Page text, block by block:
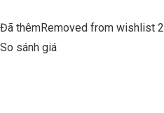
Đã thêmRemoved from wishlist 2
So sánh giá